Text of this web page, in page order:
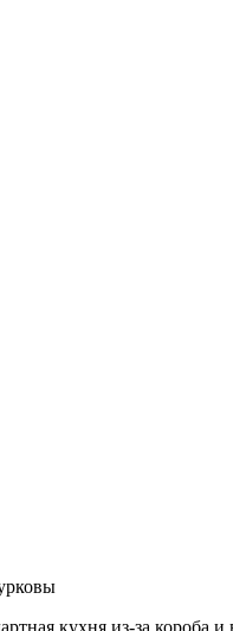
кухня из-за короба и